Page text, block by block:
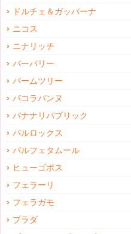
ドルチェ＆ガッバーナ
ニコス
ニナリッチ
バーバリー
パームツリー
パコラバンヌ
バナナリパブリック
パルロックス
パルフェタムール
ヒューゴボス
フェラーリ
フェラガモ
プラダ